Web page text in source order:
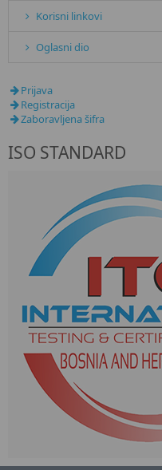
Korisni linkovi
Oglasni dio
Prijava
Registracija
Zaboravljena šifra
ISO STANDARD